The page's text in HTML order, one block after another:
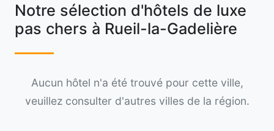
Notre sélection d'hôtels de luxe
pas chers à Rueil-la-Gadelière
Aucun hôtel n'a été trouvé pour cette ville,
veuillez consulter d'autres villes de la région.